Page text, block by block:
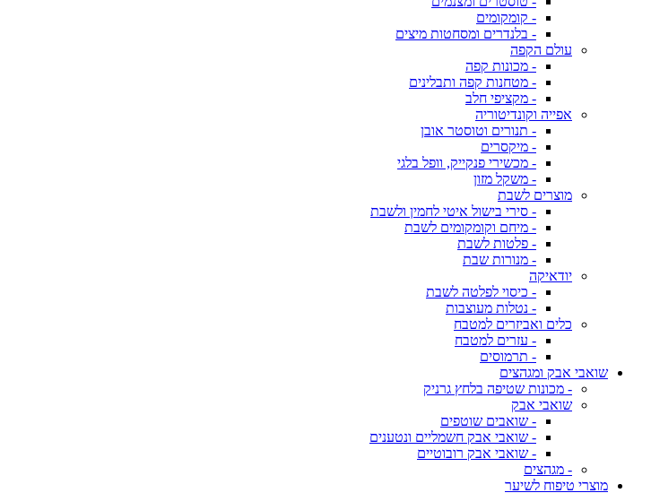
- קומקומים
- בלנדרים ומסחטות מיצים
עולם הקפה
- מכונות קפה
- מטחנות קפה ותבלינים
- מקציפי חלב
אפייה וקונדיטוריה
- תנורים וטוסטר אובן
- מיקסרים
- מכשירי פנקייק, וופל בלגי
- משקל מזון
מוצרים לשבת
- סירי בישול איטי לחמין ולשבת
- מיחם וקומקומים לשבת
- פלטות לשבת
- מנורות שבת
יודאיקה
- כיסוי לפלטה לשבת
- נטלות מעוצבות
כלים ואביזרים למטבח
- עזרים למטבח
- תרמוסים
שואבי אבק ומגהצים
- מכונות שטיפה בלחץ גרניק
שואבי אבק
- שואבים שוטפים
- שואבי אבק חשמליים ונטענים
- שואבי אבק רובוטיים
- מגהצים
מוצרי טיפוח לשיער